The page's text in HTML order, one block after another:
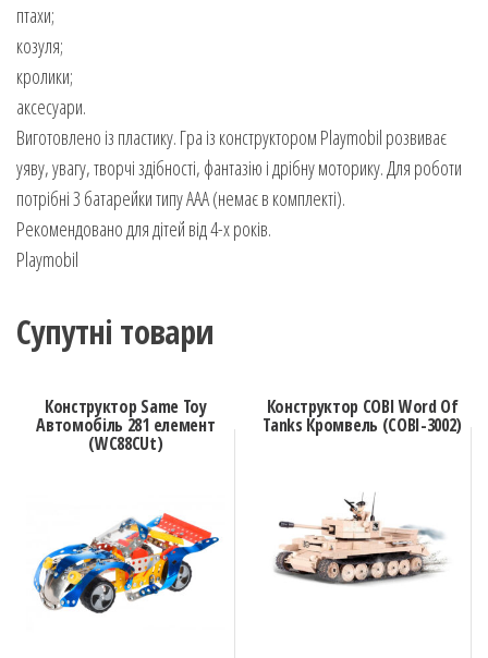
птахи;
козуля;
кролики;
аксесуари.
Виготовлено із пластику. Гра із конструктором Playmobil розвиває
уяву, увагу, творчі здібності, фантазію і дрібну моторику. Для роботи
потрібні 3 батарейки типу ААА (немає в комплекті).
Рекомендовано для дітей від 4-х років.
Playmobil
Супутні товари
Конструктор Same Toy
Автомобіль 281 елемент
(WC88CUt)
Конструктор COBI Word Of
Tanks Кромвель (COBI-3002)